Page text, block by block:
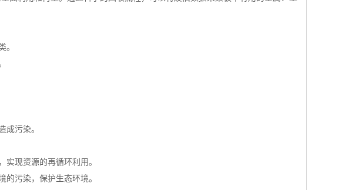
。
成污染。
现资源的再循环利用。
污染，保护生态环境。